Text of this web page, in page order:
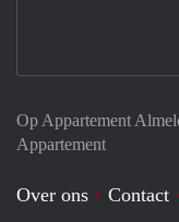
Op Appartement
Appartement
Over ons Contact